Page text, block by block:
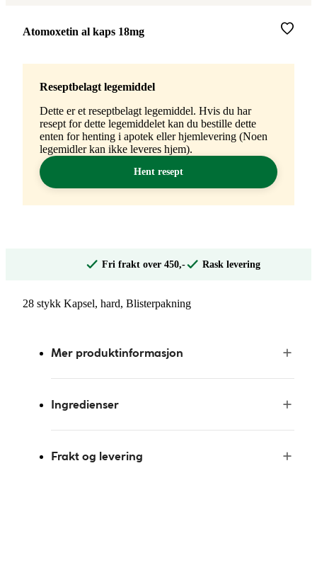
Merke:
Atomoxetin al kaps 18mg
Reseptbelagt legemiddel
Dette er et reseptbelagt legemiddel. Hvis du har
resept for dette legemiddelet kan du bestille dette
enten for henting i apotek eller hjemlevering (Noen
legemidler kan ikke leveres hjem).
Hent resept
Fri frakt over 450,- Rask levering
28 stykk Kapsel, hard, Blisterpakning
Mer produktinformasjon
Ingredienser
Frakt og levering